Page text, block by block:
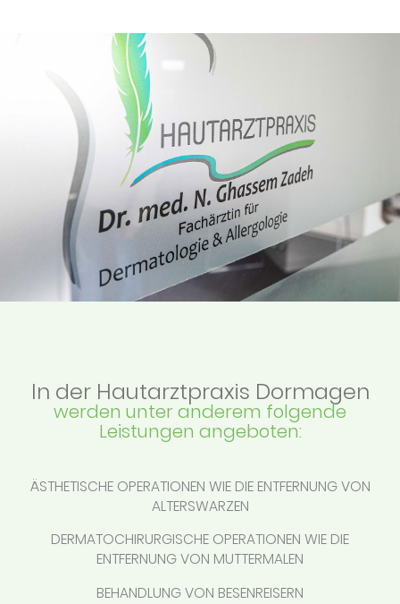
In der Hautarztpraxis Dormagen
werden unter anderem folgende
Leistungen angeboten:
ÄSTHETISCHE OPERATIONEN WIE DIE ENTFERNUNG VON
ALTERSWARZEN
DERMATOCHIRURGISCHE OPERATIONEN WIE DIE
ENTFERNUNG VON MUTTERMALEN
BEHANDLUNG VON BESENREISERN